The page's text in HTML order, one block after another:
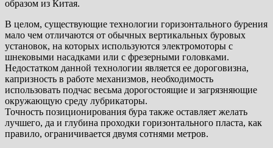
образом из Китая.
В целом, существующие технологии горизонтального бурения
мало чем отличаются от обычных вертикальных буровых
установок, на которых используются электромоторы с
шнековыми насадками или с фрезерными головками.
Недостатком данной технологии является ее дороговизна,
капризность в работе механизмов, необходимость
использовать подчас весьма дорогостоящие и загрязняющие
окружающую среду лубрикаторы.
Точность позиционирования бура также оставляет желать
лучшего, да и глубина проходки горизонтального пласта, как
правило, ограничивается двумя сотнями метров.